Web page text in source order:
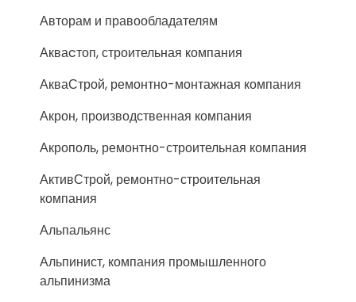
Авторам и правообладателям
Акваcтоп, строительная компания
АкваСтрой, ремонтно-монтажная компания
Акрон, производственная компания
Акрополь, ремонтно-строительная компания
АктивСтрой, ремонтно-строительная
компания
Альпальянс
Альпинист, компания промышленного
альпинизма